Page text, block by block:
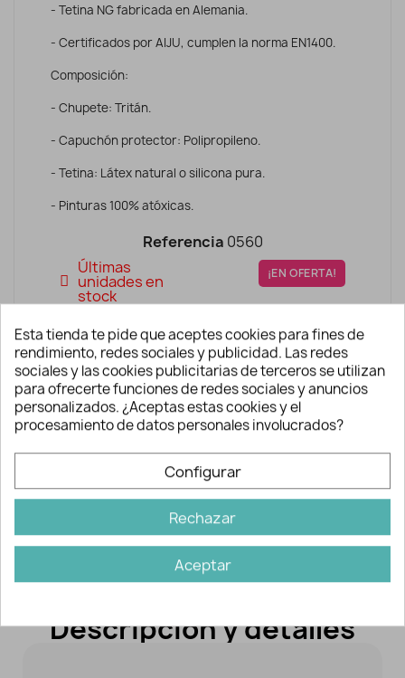
- Tetina NG fabricada en Alemania.
- Certificados por AIJU, cumplen la norma EN1400.
Composición:
- Chupete: Tritán.
- Capuchón protector: Polipropileno.
- Tetina: Látex natural o silicona pura.
- Pinturas 100% atóxicas.
Referencia 0560
Últimas
unidades en
stock
¡EN OFERTA!
7,95 €1,00 €Impuestos incluidos
Modelo
AÑADIR A LA CESTA
Descripción y detalles
Esta tienda te pide que aceptes cookies para fines de
rendimiento, redes sociales y publicidad. Las redes
sociales y las cookies publicitarias de terceros se utilizan
para ofrecerte funciones de redes sociales y anuncios
personalizados. ¿Aceptas estas cookies y el
procesamiento de datos personales involucrados?
Configurar
Rechazar
Aceptar